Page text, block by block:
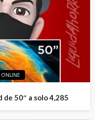
ONLINE
50″ a solo 4,285